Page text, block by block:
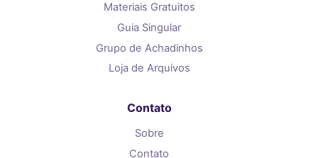
Materiais Gratuitos
Guia Singular
Grupo de Achadinhos
Loja de Arquivos
Contato
Sobre
Contato